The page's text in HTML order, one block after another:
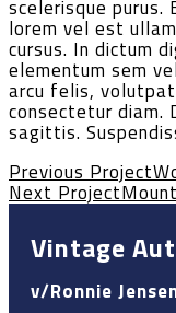
scelerisque
lorem vel est
cursus. In dictum
elementum sem
arcu felis,
consectetur diam.
sagittis.
Previous Project
Next Project
Vintage
v/Ronnie